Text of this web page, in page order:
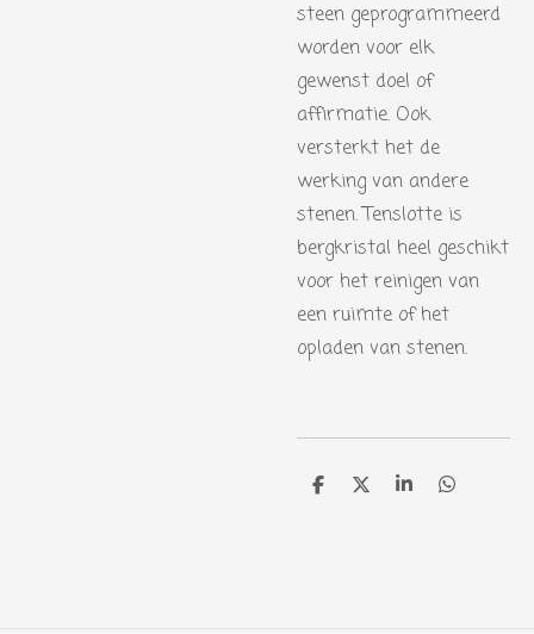
steen geprogrammeerd
worden voor elk
gewenst doel of
affirmatie. Ook
versterkt het de
werking van andere
stenen. Tenslotte is
bergkristal heel geschikt
voor het reinigen van
een ruimte of het
opladen van stenen.
D D S D